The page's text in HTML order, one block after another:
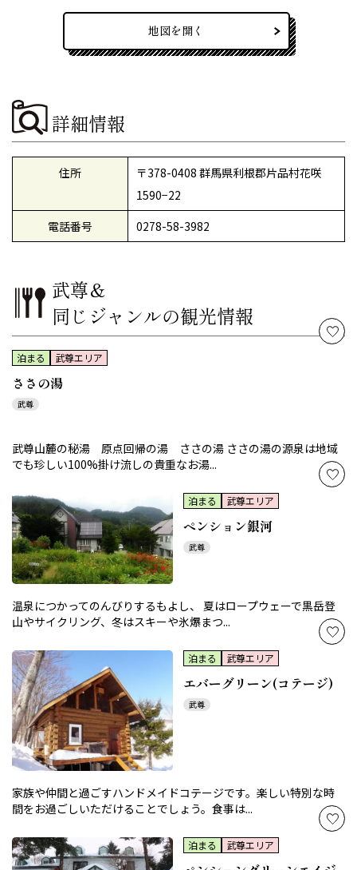
地図を開く
詳細情報
住所
〒378-0408 群馬県利根郡片品村花咲
1590−22
電話番号
0278-58-3982
武尊＆
同じジャンルの観光情報
泊まる 武尊エリア
ささの湯
武尊
武尊山麓の秘湯 原点回帰の湯 ささの湯 ささの湯の源泉は地域
でも珍しい100%掛け流しの貴重なお湯...
泊まる 武尊エリア
ペンション銀河
武尊
温泉につかってのんびりするもよし、 夏はロープウェーで黒岳登
山やサイクリング、冬はスキーや氷爆まつ...
泊まる 武尊エリア
エバーグリーン(コテージ)
武尊
家族や仲間と過ごすハンドメイドコテージです。楽しい特別な時
間をお過ごしいただけることでしょう。食事は...
泊まる 武尊エリア